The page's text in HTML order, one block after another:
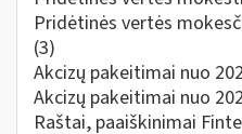
Pridėtinės vertės
(3)
Akcizų pakeitimai nuo
Akcizų pakeitimai nuo
Raštai, paaiškinimai